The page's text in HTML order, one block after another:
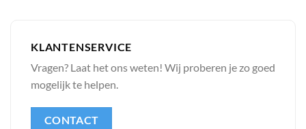
KLANTENSERVICE
Vragen? Laat het ons weten! Wij proberen je zo goed
mogelijk te helpen.
CONTACT